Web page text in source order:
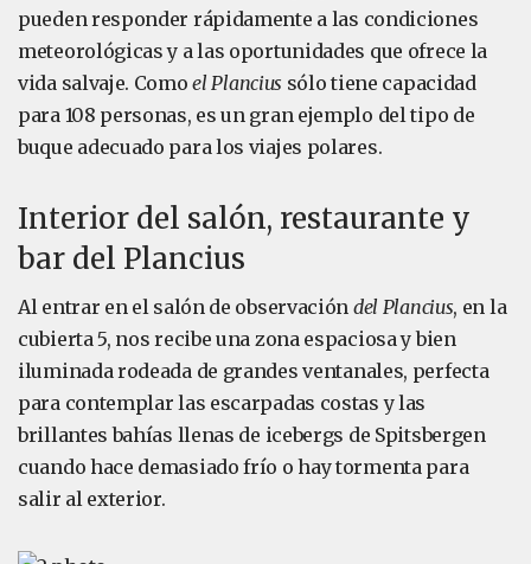
pueden responder rápidamente a las condiciones
meteorológicas y a las oportunidades que ofrece la
vida salvaje. Comoel Plancius sólo tiene capacidad
para 108 personas, es un gran ejemplo del tipo de
buque adecuado para los viajes polares.
Interior del salón, restaurante y
bar del Plancius
Al entrar en el salón de observación del Plancius, en la
cubierta 5, nos recibe una zona espaciosa y bien
iluminada rodeada de grandes ventanales, perfecta
para contemplar las escarpadas costas y las
brillantes bahías llenas de icebergs de Spitsbergen
cuando hace demasiado frío o hay tormenta para
salir al exterior.